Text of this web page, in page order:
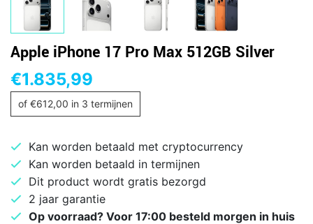
Apple iPhone 17 Pro Max 512GB Silver
€1.835,99
of €612,00 in 3 termijnen
Kan worden betaald met cryptocurrency
Kan worden betaald in termijnen
Dit product wordt gratis bezorgd
2 jaar garantie
Op voorraad? Voor 17:00 besteld morgen in huis